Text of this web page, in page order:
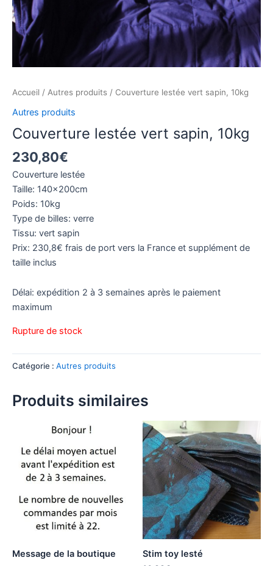
Accueil / Autres produits / Couverture lestée vert sapin, 10kg
Autres produits
Couverture lestée vert sapin, 10kg
230,80€
Couverture lestée
Taille: 140x200cm
Poids: 10kg
Type de billes: verre
Tissu: vert sapin
Prix: 230,8€ frais de port vers la France et supplément de
taille inclus
Délai: expédition 2 à 3 semaines après le paiement
maximum
Rupture de stock
Catégorie : Autres produits
Produits similaires
Message de la boutique Stim toy lesté